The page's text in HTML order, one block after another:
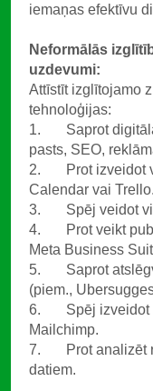
iemaņas efektīvu
Neformālās
uzdevumi:
Attīstīt izglītojamo
tehnoloģijas:
1. Saprot digitālā
pasts, SEO,
2. Prot izveidot
Calendar vai
3. Spēj veidot
4. Prot veikt
Meta Business
5. Saprot
(piem.,
6. Spēj izveidot
Mailchimp.
7. Prot analizēt
datiem.